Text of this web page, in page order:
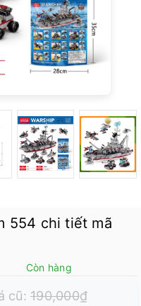
554 chi tiết mã
Còn hàng
cũ:190,000₫